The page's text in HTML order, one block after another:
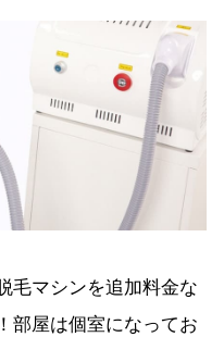
毛マシンを追加料金な
部屋は個室になってお